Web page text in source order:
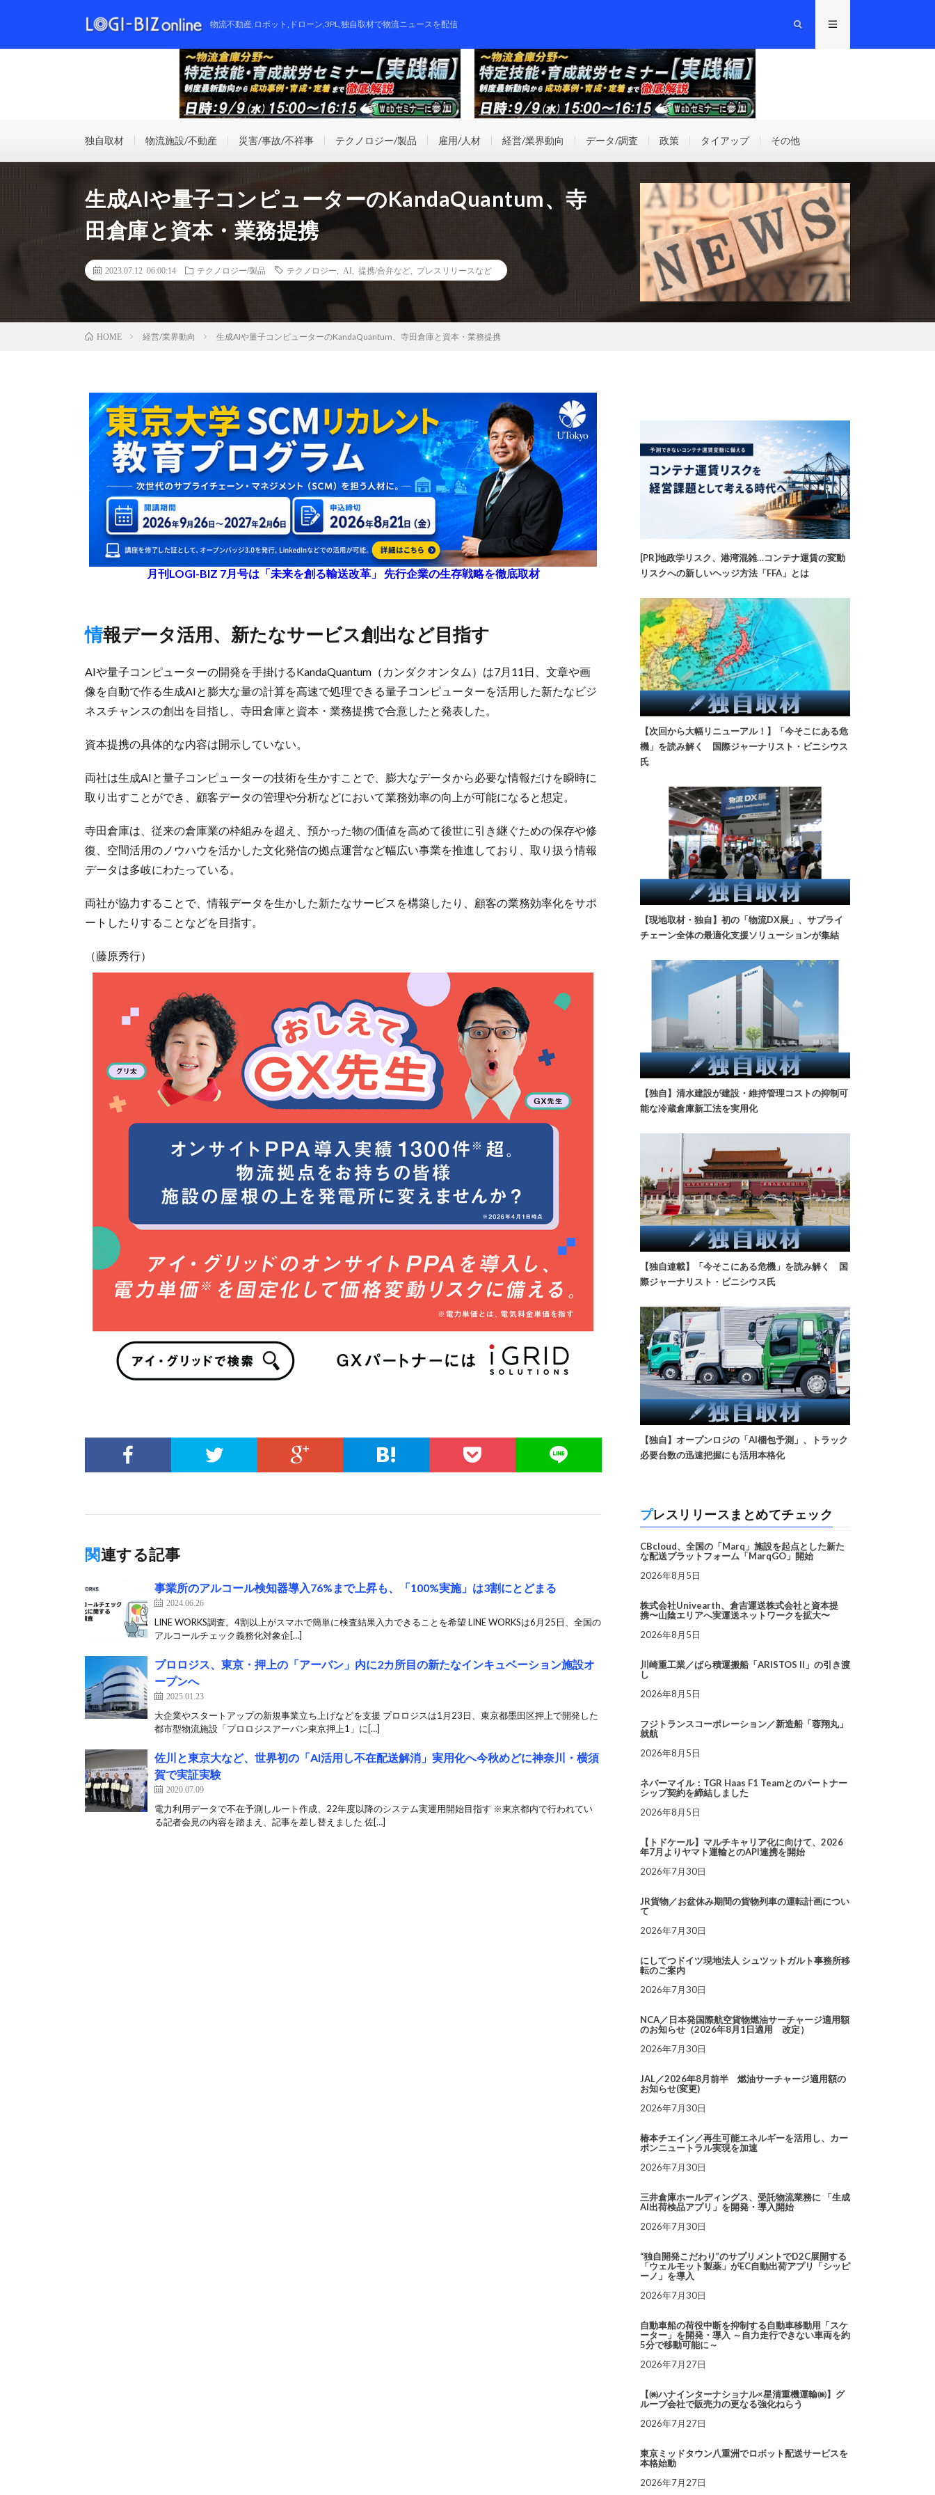
物流不動産,ロボット,ドローン,3PL,独自取材で物流ニュースを配信
独自取材 物流施設/不動産 災害/事故/不祥事 テクノロジー/製品 雇用/人材 経営/業界動向 データ/調査 政策 タイアップ その他
生成AIや量子コンピューターのKandaQuantum、寺
田倉庫と資本・業務提携
2023.07.12 06:00:14 テクノロジー/製品 テクノロジー AI 提携/合弁など プレスリリースなど
HOME 経営/業界動向 生成AIや量子コンピューターのKandaQuantum、寺田倉庫と資本・業務提携
月刊LOGI-BIZ 7月号は「未来を創る輸送改革」 先行企業の生存戦略を徹底取材
情報データ活用、新たなサービス創出など目指す
AIや量子コンピューターの開発を手掛けるKandaQuantum（カンダクオンタム）は7月11日、文章や画
像を自動で作る生成AIと膨大な量の計算を高速で処理できる量子コンピューターを活用した新たなビジ
ネスチャンスの創出を目指し、寺田倉庫と資本・業務提携で合意したと発表した。
資本提携の具体的な内容は開示していない。
両社は生成AIと量子コンピューターの技術を生かすことで、膨大なデータから必要な情報だけを瞬時に
取り出すことができ、顧客データの管理や分析などにおいて業務効率の向上が可能になると想定。
寺田倉庫は、従来の倉庫業の枠組みを超え、預かった物の価値を高めて後世に引き継ぐための保存や修
復、空間活用のノウハウを活かした文化発信の拠点運営など幅広い事業を推進しており、取り扱う情報
データは多岐にわたっている。
両社が協力することで、情報データを生かした新たなサービスを構築したり、顧客の業務効率化をサポ
ートしたりすることなどを目指す。
（藤原秀行）
関連する記事
事業所のアルコール検知器導入76%まで上昇も、「100%実施」は3割にとどまる
2024.06.26
LINE WORKS調査。4割以上がスマホで簡単に検査結果入力できることを希望 LINE WORKSは6月25日、全国の
アルコールチェック義務化対象企[…]
プロロジス、東京・押上の「アーバン」内に2カ所目の新たなインキュベーション施設オ
ープンへ
2025.01.23
大企業やスタートアップの新規事業立ち上げなどを支援 プロロジスは1月23日、東京都墨田区押上で開発した
都市型物流施設「プロロジスアーバン東京押上1」に[…]
佐川と東京大など、世界初の「AI活用し不在配送解消」実用化へ今秋めどに神奈川・横須
賀で実証実験
2020.07.09
電力利用データで不在予測しルート作成、22年度以降のシステム実運用開始目指す ※東京都内で行われてい
る記者会見の内容を踏まえ、記事を差し替えました 佐[…]
[PR]地政学リスク、港湾混雑…コンテナ運賃の変動
リスクへの新しいヘッジ方法「FFA」とは
【次回から大幅リニューアル！】「今そこにある危
機」を読み解く 国際ジャーナリスト・ビニシウス
氏
【現地取材・独自】初の「物流DX展」、サプライ
チェーン全体の最適化支援ソリューションが集結
【独自】清水建設が建設・維持管理コストの抑制可
能な冷蔵倉庫新工法を実用化
【独自連載】「今そこにある危機」を読み解く 国
際ジャーナリスト・ビニシウス氏
【独自】オープンロジの「AI梱包予測」、トラック
必要台数の迅速把握にも活用本格化
プレスリリースまとめてチェック
CBcloud、全国の「Marq」施設を起点とした新た
な配送プラットフォーム「MarqGO」開始
2026年8月5日
株式会社Univearth、倉吉運送株式会社と資本提
携〜山陰エリアへ実運送ネットワークを拡大〜
2026年8月5日
川崎重工業／ばら積運搬船「ARISTOS II」の引き渡
し
2026年8月5日
フジトランスコーポレーション／新造船「蓉翔丸」
就航
2026年8月5日
ネバーマイル：TGR Haas F1 Teamとのパートナー
シップ契約を締結しました
2026年8月5日
【トドケール】マルチキャリア化に向けて、2026
年7月よりヤマト運輸とのAPI連携を開始
2026年7月30日
JR貨物／お盆休み期間の貨物列車の運転計画につい
て
2026年7月30日
にしてつドイツ現地法人 シュツットガルト事務所移
転のご案内
2026年7月30日
NCA／日本発国際航空貨物燃油サーチャージ適用額
のお知らせ（2026年8月1日適用 改定）
2026年7月30日
JAL／2026年8月前半 燃油サーチャージ適用額の
お知らせ(変更)
2026年7月30日
椿本チエイン／再生可能エネルギーを活用し、カー
ボンニュートラル実現を加速
2026年7月30日
三井倉庫ホールディングス、受託物流業務に 「生成
AI出荷検品アプリ」を開発・導入開始
2026年7月30日
“独自開発こだわり”のサプリメントでD2C展開する
「ウェルモット製薬」がEC自動出荷アプリ「シッピ
ーノ」を導入
2026年7月30日
自動車船の荷役中断を抑制する自動車移動用「スケ
ーター」を開発・導入 ～自力走行できない車両を約
5分で移動可能に～
2026年7月27日
【㈱ハナインターナショナル×星清重機運輸㈱】グ
ループ会社で販売力の更なる強化ねらう
2026年7月27日
東京ミッドタウン八重洲でロボット配送サービスを
本格始動
2026年7月27日